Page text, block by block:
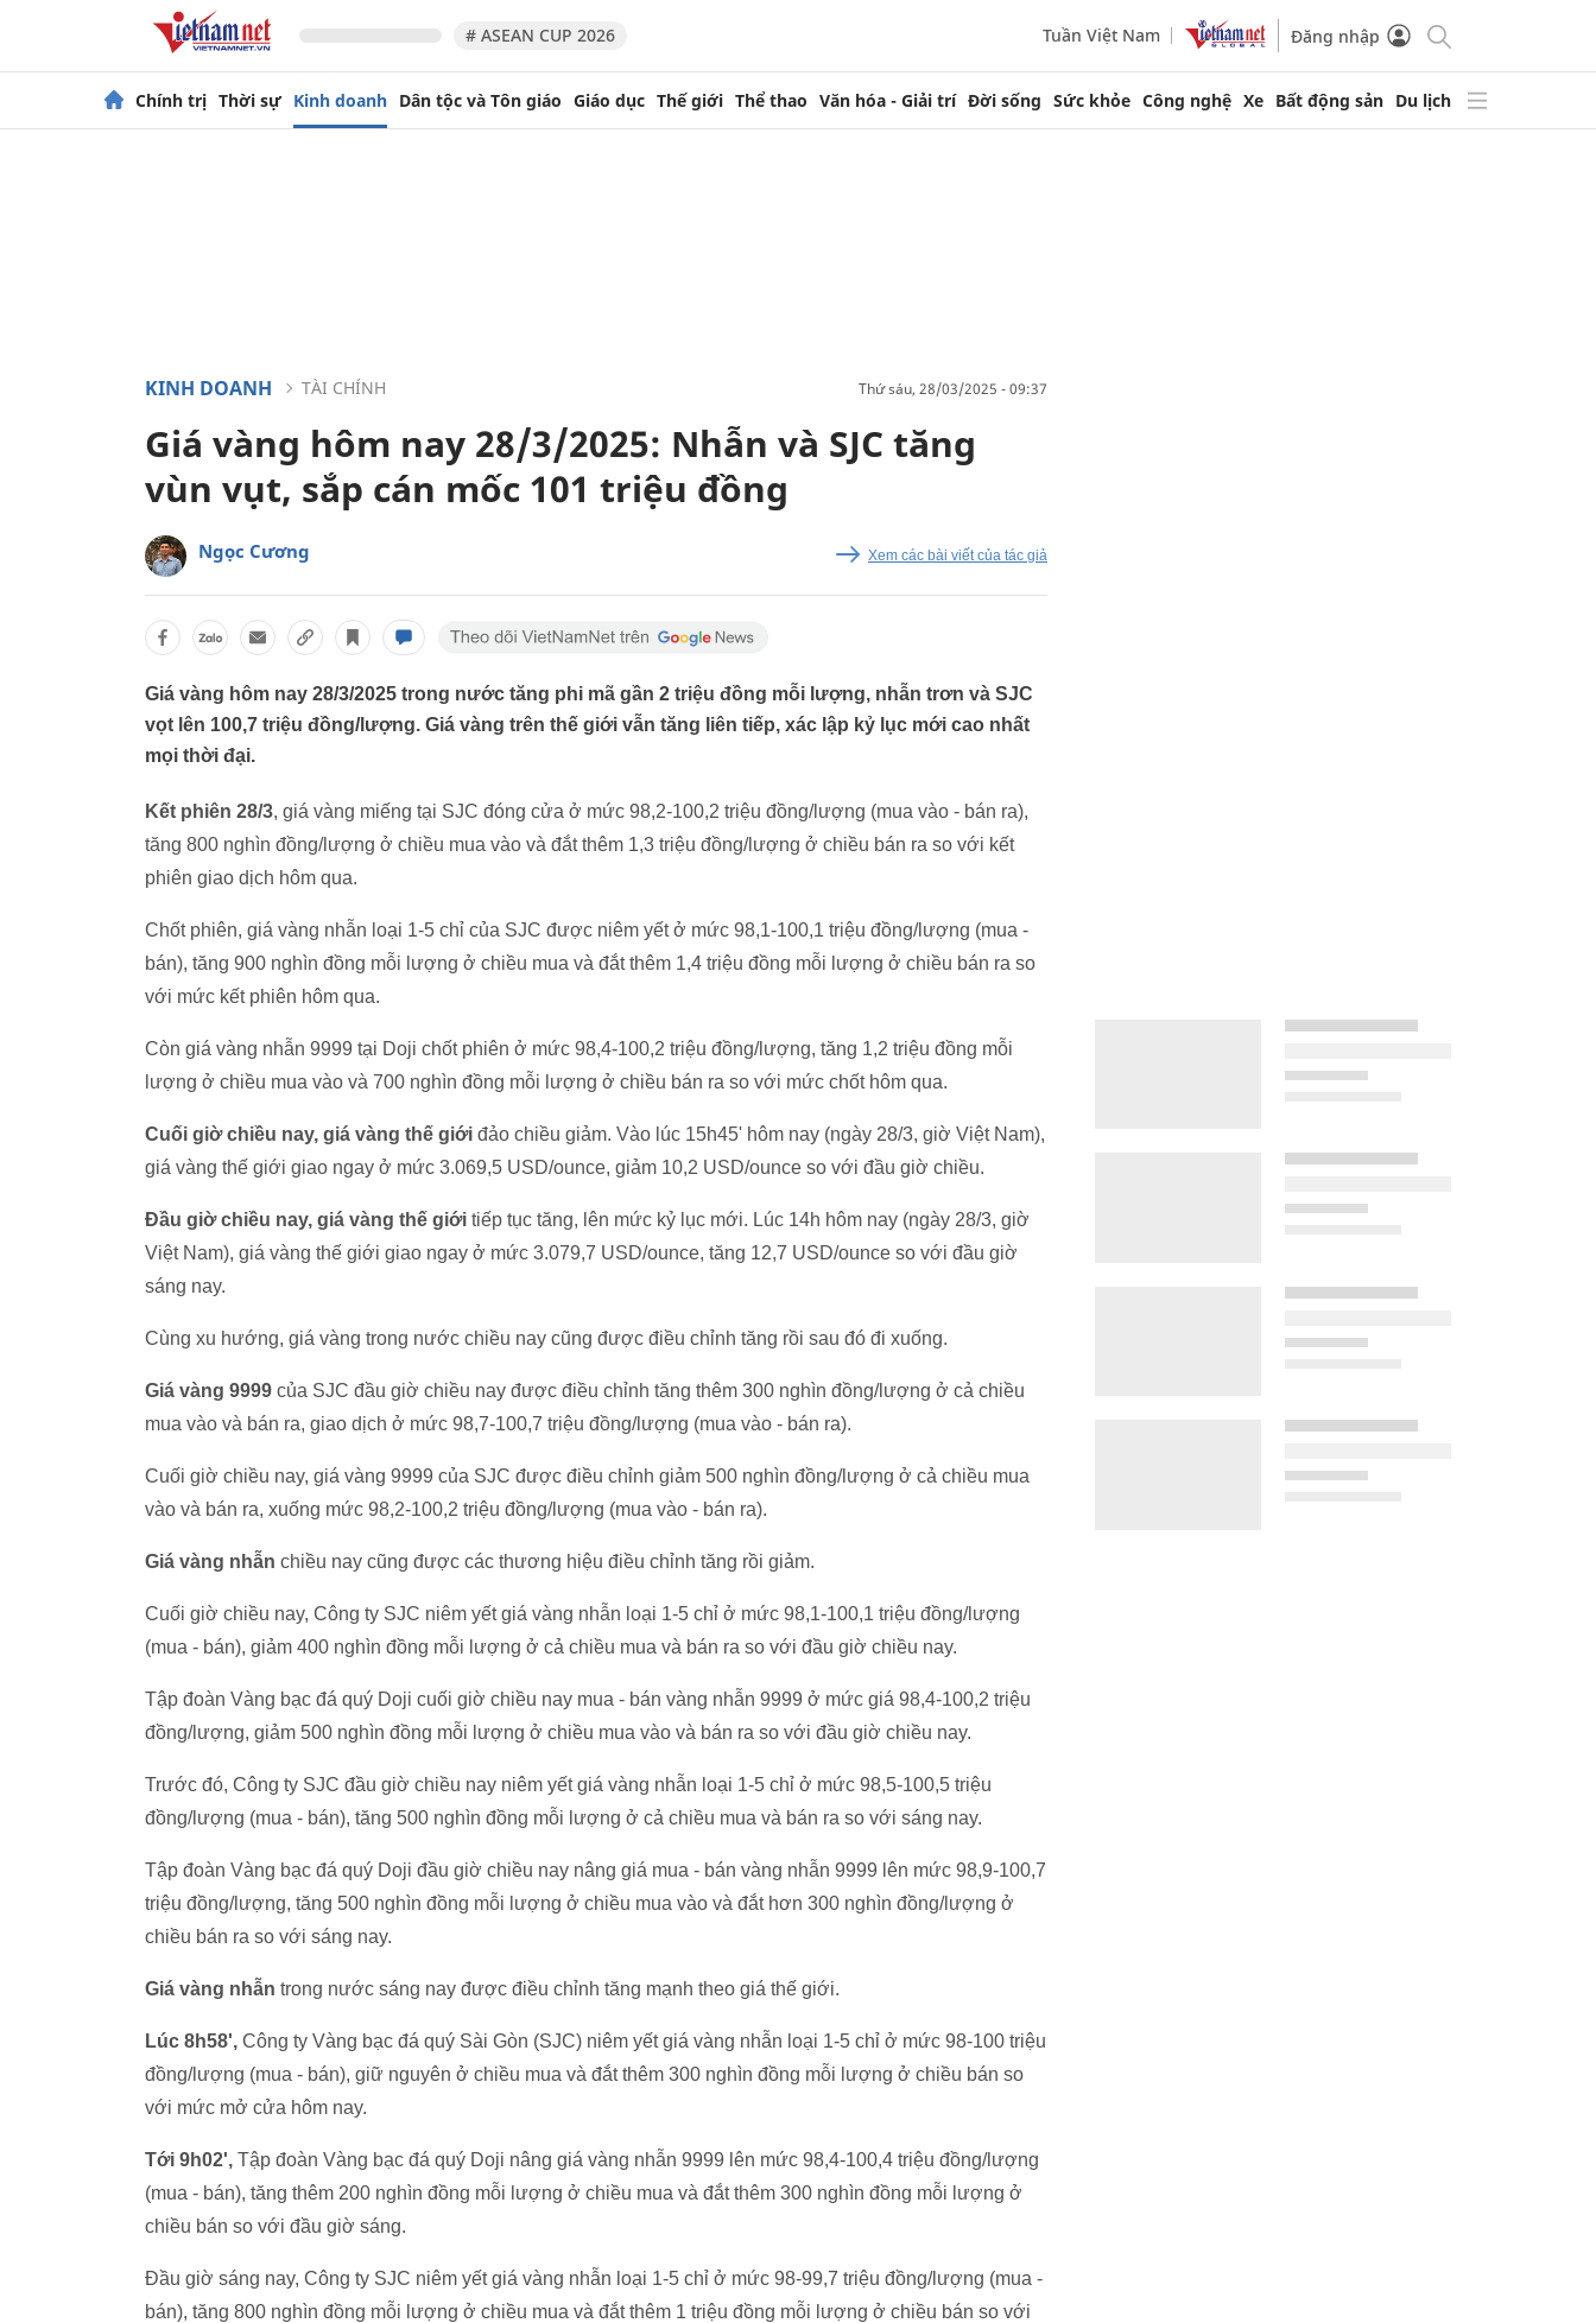
# ASEAN CUP 2026 Tuần Việt Nam Đăng nhập
Chính trị Thời sự Kinh doanh Dân tộc và Tôn giáo Giáo dục Thế giới Thể thao Văn hóa - Giải trí Đời sống Sức khỏe Công nghệ Xe Bất động sản Du lịch
KINH DOANH TÀI CHÍNH thứ sáu, 28/03/2025 - 09:37
Giá vàng hôm nay 28/3/2025: Nhẫn và SJC tăng
vùn vụt, sắp cán mốc 101 triệu đồng
Ngọc Cương Xem các bài viết của tác giả
Giá vàng hôm nay 28/3/2025 trong nước tăng phi mã gần 2 triệu đồng mỗi lượng, nhẫn trơn và SJC
vọt lên 100,7 triệu đồng/lượng. Giá vàng trên thế giới vẫn tăng liên tiếp, xác lập kỷ lục mới cao nhất
mọi thời đại.
Kết phiên 28/3, giá vàng miếng tại SJC đóng cửa ở mức 98,2-100,2 triệu đồng/lượng (mua vào - bán ra),
tăng 800 nghìn đồng/lượng ở chiều mua vào và đắt thêm 1,3 triệu đồng/lượng ở chiều bán ra so với kết
phiên giao dịch hôm qua.
Chốt phiên, giá vàng nhẫn loại 1-5 chỉ của SJC được niêm yết ở mức 98,1-100,1 triệu đồng/lượng (mua -
bán), tăng 900 nghìn đồng mỗi lượng ở chiều mua và đắt thêm 1,4 triệu đồng mỗi lượng ở chiều bán ra so
với mức kết phiên hôm qua.
Còn giá vàng nhẫn 9999 tại Doji chốt phiên ở mức 98,4-100,2 triệu đồng/lượng, tăng 1,2 triệu đồng mỗi
lượng ở chiều mua vào và 700 nghìn đồng mỗi lượng ở chiều bán ra so với mức chốt hôm qua.
Cuối giờ chiều nay, giá vàng thế giới đảo chiều giảm. Vào lúc 15h45' hôm nay (ngày 28/3, giờ Việt Nam),
giá vàng thế giới giao ngay ở mức 3.069,5 USD/ounce, giảm 10,2 USD/ounce so với đầu giờ chiều.
Đầu giờ chiều nay, giá vàng thế giới tiếp tục tăng, lên mức kỷ lục mới. Lúc 14h hôm nay (ngày 28/3, giờ
Việt Nam), giá vàng thế giới giao ngay ở mức 3.079,7 USD/ounce, tăng 12,7 USD/ounce so với đầu giờ
sáng nay.
Cùng xu hướng, giá vàng trong nước chiều nay cũng được điều chỉnh tăng rồi sau đó đi xuống.
Giá vàng 9999 của SJC đầu giờ chiều nay được điều chỉnh tăng thêm 300 nghìn đồng/lượng ở cả chiều
mua vào và bán ra, giao dịch ở mức 98,7-100,7 triệu đồng/lượng (mua vào - bán ra).
Cuối giờ chiều nay, giá vàng 9999 của SJC được điều chỉnh giảm 500 nghìn đồng/lượng ở cả chiều mua
vào và bán ra, xuống mức 98,2-100,2 triệu đồng/lượng (mua vào - bán ra).
Giá vàng nhẫn chiều nay cũng được các thương hiệu điều chỉnh tăng rồi giảm.
Cuối giờ chiều nay, Công ty SJC niêm yết giá vàng nhẫn loại 1-5 chỉ ở mức 98,1-100,1 triệu đồng/lượng
(mua - bán), giảm 400 nghìn đồng mỗi lượng ở cả chiều mua và bán ra so với đầu giờ chiều nay.
Tập đoàn Vàng bạc đá quý Doji cuối giờ chiều nay mua - bán vàng nhẫn 9999 ở mức giá 98,4-100,2 triệu
đồng/lượng, giảm 500 nghìn đồng mỗi lượng ở chiều mua vào và bán ra so với đầu giờ chiều nay.
Trước đó, Công ty SJC đầu giờ chiều nay niêm yết giá vàng nhẫn loại 1-5 chỉ ở mức 98,5-100,5 triệu
đồng/lượng (mua - bán), tăng 500 nghìn đồng mỗi lượng ở cả chiều mua và bán ra so với sáng nay.
Tập đoàn Vàng bạc đá quý Doji đầu giờ chiều nay nâng giá mua - bán vàng nhẫn 9999 lên mức 98,9-100,7
triệu đồng/lượng, tăng 500 nghìn đồng mỗi lượng ở chiều mua vào và đắt hơn 300 nghìn đồng/lượng ở
chiều bán ra so với sáng nay.
Giá vàng nhẫn trong nước sáng nay được điều chỉnh tăng mạnh theo giá thế giới.
Lúc 8h58', Công ty Vàng bạc đá quý Sài Gòn (SJC) niêm yết giá vàng nhẫn loại 1-5 chỉ ở mức 98-100 triệu
đồng/lượng (mua - bán), giữ nguyên ở chiều mua và đắt thêm 300 nghìn đồng mỗi lượng ở chiều bán so
với mức mở cửa hôm nay.
Tới 9h02', Tập đoàn Vàng bạc đá quý Doji nâng giá vàng nhẫn 9999 lên mức 98,4-100,4 triệu đồng/lượng
(mua - bán), tăng thêm 200 nghìn đồng mỗi lượng ở chiều mua và đắt thêm 300 nghìn đồng mỗi lượng ở
chiều bán so với đầu giờ sáng.
Đầu giờ sáng nay, Công ty SJC niêm yết giá vàng nhẫn loại 1-5 chỉ ở mức 98-99,7 triệu đồng/lượng (mua -
bán), tăng 800 nghìn đồng mỗi lượng ở chiều mua và đắt thêm 1 triệu đồng mỗi lượng ở chiều bán so với